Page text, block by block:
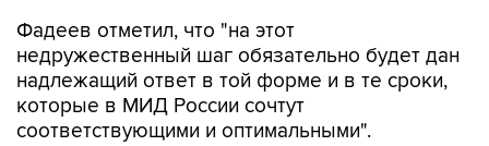
Фадеев отметил, что "на этот
недружественный шаг обязательно будет дан
надлежащий ответ в той форме и в те сроки,
которые в МИД России сочтут
соответствующими и оптимальными".